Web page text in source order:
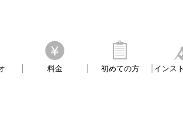
料金 初めての方 インス
/home/xs3656pos20/yogastudio-